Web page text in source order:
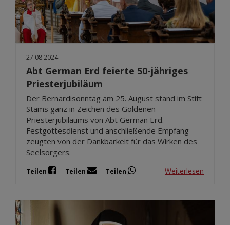
27.08.2024
Abt German Erd feierte 50-jähriges
Priesterjubiläum
Der Bernardisonntag am 25. August stand im Stift
Stams ganz in Zeichen des Goldenen
Priesterjubiläums von Abt German Erd.
Festgottesdienst und anschließende Empfang
zeugten von der Dankbarkeit für das Wirken des
Seelsorgers.
Teilen Teilen Teilen Weiterlesen